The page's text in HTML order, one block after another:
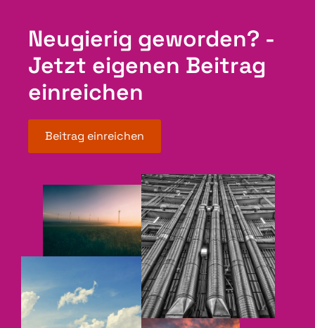
Neugierig geworden? -
Jetzt eigenen Beitrag
einreichen
Beitrag einreichen